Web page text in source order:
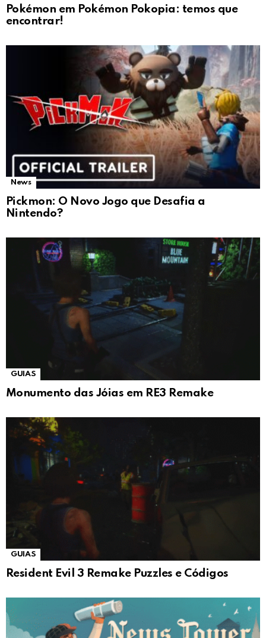
Pokémon em Pokémon Pokopia: temos que
encontrar!
News
Pickmon: O Novo Jogo que Desafia a
Nintendo?
GUIAS
Monumento das Jóias em RE3 Remake
GUIAS
Resident Evil 3 Remake Puzzles e Códigos